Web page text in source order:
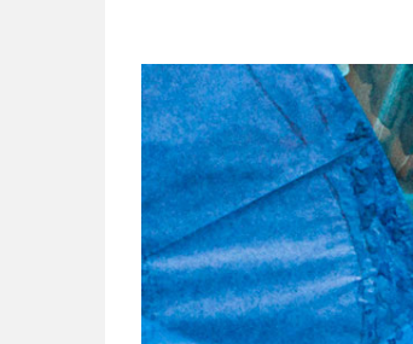
Bekijk
grotere
afbeelding